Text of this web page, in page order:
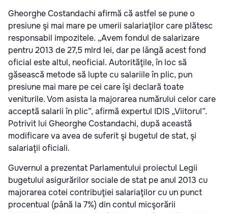
Gheorghe Costandachi afirmă că astfel se pune o
presiune şi mai mare pe umerii salariaţilor care plătesc
responsabil impozitele. „Avem fondul de salarizare
pentru 2013 de 27,5 mlrd lei, dar pe lângă acest fond
oficial este altul, neoficial. Autorităţile, în loc să
găsească metode să lupte cu salariile în plic, pun
presiune mai mare pe cei care îşi declară toate
veniturile. Vom asista la majorarea numărului celor care
acceptă salarii în plic”, afirmă expertul IDIS „Viitorul”.
Potrivit lui Gheorghe Costandachi, după această
modificare va avea de suferit şi bugetul de stat, şi
salariaţii oficiali.
Guvernul a prezentat Parlamentului proiectul Legii
bugetului asigurărilor sociale de stat pe anul 2013 cu
majorarea cotei contribuţiei salariaţilor cu un punct
procentual (până la 7%) din contul micşorării